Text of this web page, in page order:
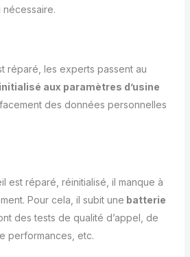
réparé, les experts passent au
aux paramètres d’usine
des données personnelles
est réparé, réinitialisé, il manque à
Pour cela, il subit une batterie
des tests de qualité d’appel, de
performances, etc.